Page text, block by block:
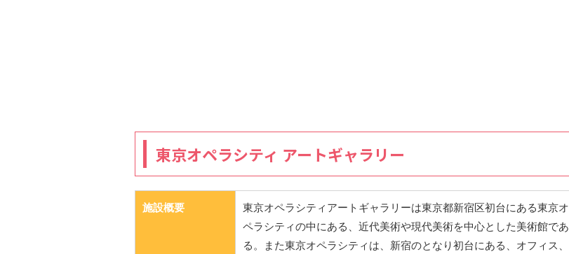
東京オペラシティ アートギャラリー
施設概要
東京オペラシティアートギャラリーは東京都新宿区初台にある東京オ
ペラシティの中にある、近代美術や現代美術を中心とした美術館であ
る。また東京オペラシティは、新宿のとなり初台にある、オフィス、